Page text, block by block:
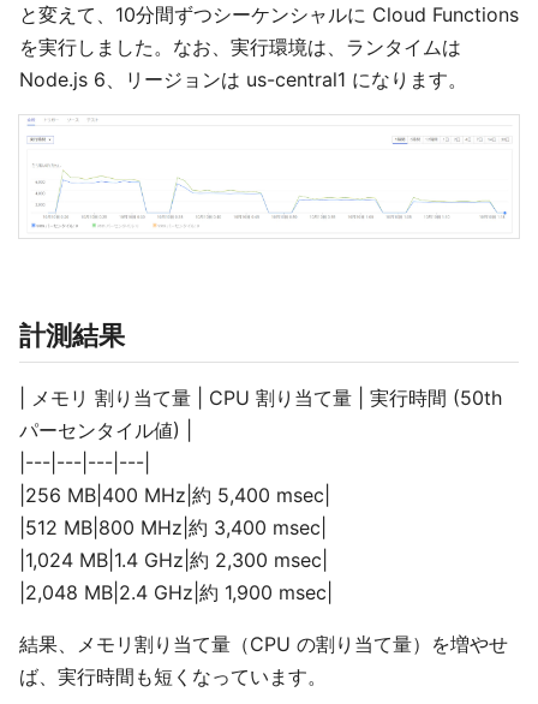
と変えて、10分間ずつシーケンシャルに Cloud Functions
を実行しました。なお、実行環境は、ランタイムは
Node.js 6、リージョンは us-central1 になります。
計測結果
| メモリ 割り当て量 | CPU 割り当て量 | 実行時間 (50th
パーセンタイル値) |
|---|---|---|---|
|256 MB|400 MHz|約 5,400 msec|
|512 MB|800 MHz|約 3,400 msec|
|1,024 MB|1.4 GHz|約 2,300 msec|
|2,048 MB|2.4 GHz|約 1,900 msec|
結果、メモリ割り当て量（CPU の割り当て量）を増やせ
ば、実行時間も短くなっています。